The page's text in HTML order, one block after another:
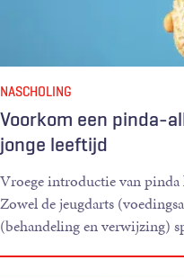
Voorkom een pinda-
jonge leeftijd
NASCHOLING
Vroege introductie van
Zowel de jeugdarts
(behandeling en verwijzing)